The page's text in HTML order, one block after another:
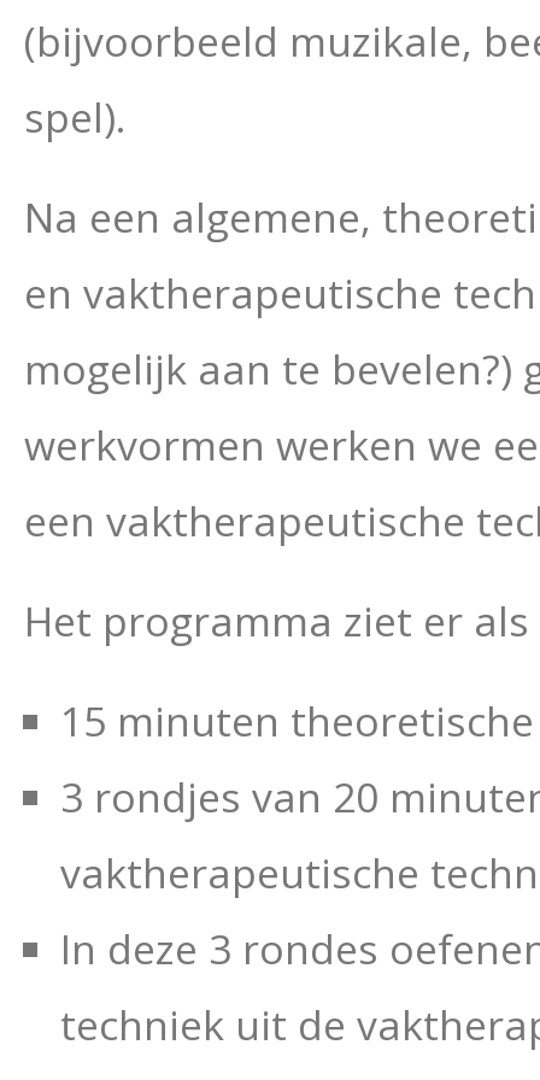
(bijvoorbeeld muzikale,
spel).
Na een algemene,
en vaktherapeutische
mogelijk aan te bevelen?)
werkvormen werken we
een vaktherapeutische
Het programma ziet er
15 minuten
3 rondjes van 20
vaktherapeutische
In deze 3 rondes
techniek uit de